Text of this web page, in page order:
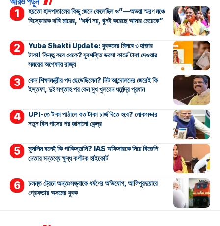
হয়তো হাসপাতালের কিছু জেনে ফেলেছিল ও”—অভয়া স্মরণ মঞ্চে
বিস্ফোরক দাবি মায়ের, “ধর্ষণ নয়, খুনই করেছে আমার মেয়েকে”
Yuba Shakti Update: যুবকদের মিলবে ৩ হাজার
টাকা! কিন্তু কবে থেকে? যুবশক্তি ভরসা কার্ডে টাকা দেওয়ার
সময়ের অপেক্ষায় রাজ্য
কেন শিক্ষামন্ত্রীর পদ ছেড়েছিলেন? নিট আন্দোলনের জেরেই কি
ইস্তফা, দুই সপ্তাহ পর কেন মুখ খুললেন ধর্মেন্দ্র প্রধান
UPI-তে টাকা পাঠালে কত টাকা চার্জ দিতে হবে? লোকসভার
নতুন বিল পাসের পর জানালো কেন্দ্র
মুসলিম বলেই কি পাকিস্তানি? IAS অফিসারকে নিয়ে বিজেপি
নেতার মন্তব্যে ক্ষুব্ধ কর্ণাটক হাইকোর্ট
চলন্ত ট্রেনে অন্তঃসত্ত্বাকে ধর্ষণের অভিযোগ, আলিপুরদুয়ারে
গ্রেফতার অসমের যুবক